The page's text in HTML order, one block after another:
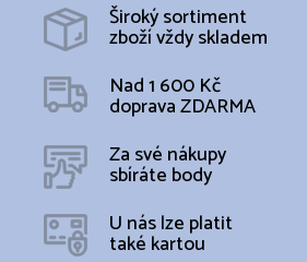
Široký sortiment
zboží vždy skladem
Nad 1 600 Kč
doprava ZDARMA
Za své nákupy
sbíráte body
U nás lze platit
také kartou